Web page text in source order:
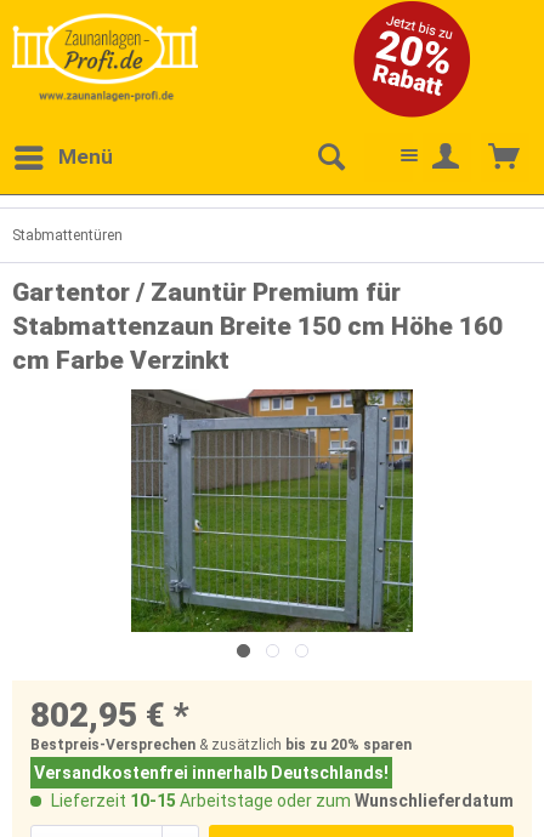
Menü
Stabmattentüren
Gartentor / Zauntür Premium für
Stabmattenzaun Breite 150 cm Höhe 160
cm Farbe Verzinkt
802,95 € *
Bestpreis-Versprechen & zusätzlich bis zu 20% sparen
Versandkostenfrei innerhalb Deutschlands!
Lieferzeit 10-15 Arbeitstage oder zum Wunschlieferdatum